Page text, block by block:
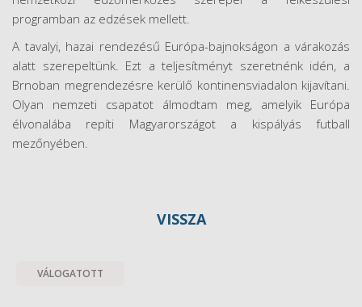
programban az edzések mellett.
A tavalyi, hazai rendezésű Európa-bajnokságon a várakozás
alatt szerepeltünk. Ezt a teljesítményt szeretnénk idén, a
Brnoban megrendezésre kerülő kontinensviadalon kijavítani.
Olyan nemzeti csapatot álmodtam meg, amelyik Európa
élvonalába repíti Magyarországot a kispályás futball
mezőnyében.
VISSZA
VÁLOGATOTT